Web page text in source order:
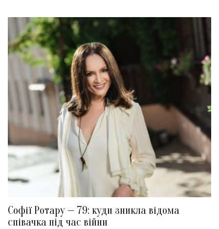
Софії Ротару — 79: куди зникла відома
співачка під час війни